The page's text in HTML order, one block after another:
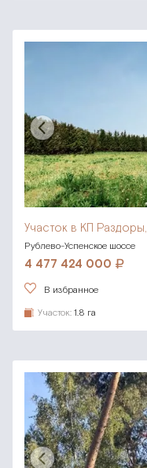
Участок в КП Раздоры,
Рублево-Успенское шоссе
4 477 424 000
В избранное
Участок: 1.8 га